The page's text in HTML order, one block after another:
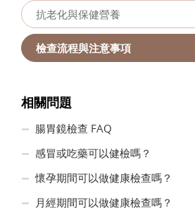
抗老化與保健營養
檢查流程與注意事項
相關問題
腸胃鏡檢查 FAQ
感冒或吃藥可以健檢嗎？
懷孕期間可以做健康檢查嗎？
月經期間可以做健康檢查嗎？